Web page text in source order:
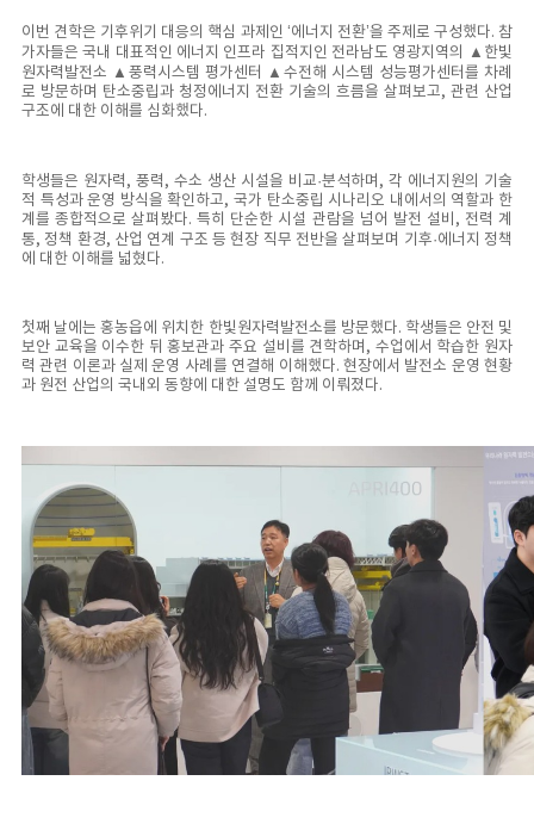
이번 견학은 기후위기 대응의 핵심 과제인 ‘에너지 전환’을 주제로 구성했다. 참
가자들은 국내 대표적인 에너지 인프라 집적지인 전라남도 영광지역의 ▲한빛
원자력발전소 ▲풍력시스템 평가센터 ▲수전해 시스템 성능평가센터를 차례
로 방문하며 탄소중립과 청정에너지 전환 기술의 흐름을 살펴보고, 관련 산업
구조에 대한 이해를 심화했다.
학생들은 원자력, 풍력, 수소 생산 시설을 비교·분석하며, 각 에너지원의 기술
적 특성과 운영 방식을 확인하고, 국가 탄소중립 시나리오 내에서의 역할과 한
계를 종합적으로 살펴봤다. 특히 단순한 시설 관람을 넘어 발전 설비, 전력 계
통, 정책 환경, 산업 연계 구조 등 현장 직무 전반을 살펴보며 기후·에너지 정책
에 대한 이해를 넓혔다.
첫째 날에는 홍농읍에 위치한 한빛원자력발전소를 방문했다. 학생들은 안전 및
보안 교육을 이수한 뒤 홍보관과 주요 설비를 견학하며, 수업에서 학습한 원자
력 관련 이론과 실제 운영 사례를 연결해 이해했다. 현장에서 발전소 운영 현황
과 원전 산업의 국내외 동향에 대한 설명도 함께 이뤄졌다.